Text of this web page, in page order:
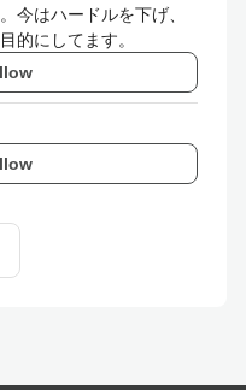
今はハードルを下げ、
的にしてます。